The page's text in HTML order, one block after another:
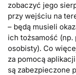
zobaczyć jego
przy wejściu na
– będą musieli
ich tożsamość (np.
osobisty). Co
za pomocą
są zabezpieczone